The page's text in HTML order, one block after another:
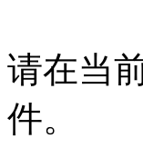
请在当
件。